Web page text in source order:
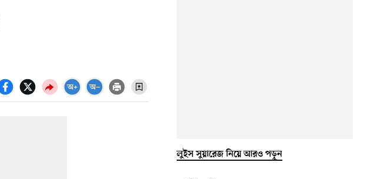
লুইস সুয়ারেজ নিয়ে আরও পড়ুন